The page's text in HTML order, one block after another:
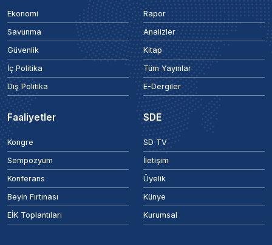
Ekonomi
Savunma
Güvenlik
İç Politika
Dış Politika
Rapor
Analizler
Kitap
Tüm Yayınlar
E-Dergiler
Faaliyetler
Kongre
Sempozyum
Konferans
Beyin Fırtınası
EİK Toplantıları
SDE
SD TV
İletişim
Üyelik
Künye
Kurumsal